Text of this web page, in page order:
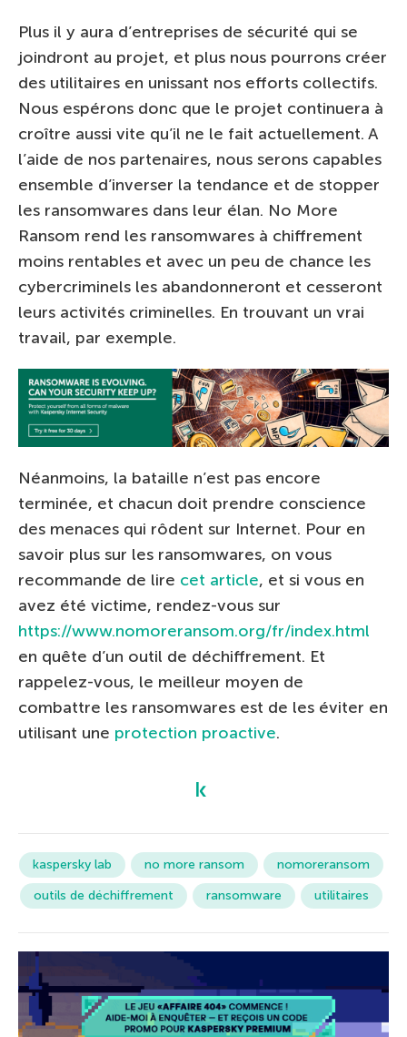
Plus il y aura d’entreprises de sécurité qui se
joindront au projet, et plus nous pourrons créer
des utilitaires en unissant nos efforts collectifs.
Nous espérons donc que le projet continuera à
croître aussi vite qu’il ne le fait actuellement. A
l’aide de nos partenaires, nous serons capables
ensemble d’inverser la tendance et de stopper
les ransomwares dans leur élan. No More
Ransom rend les ransomwares à chiffrement
moins rentables et avec un peu de chance les
cybercriminels les abandonneront et cesseront
leurs activités criminelles. En trouvant un vrai
travail, par exemple.
Néanmoins, la bataille n’est pas encore
terminée, et chacun doit prendre conscience
des menaces qui rôdent sur Internet. Pour en
savoir plus sur les ransomwares, on vous
recommande de lire cet article, et si vous en
avez été victime, rendez-vous sur
https://www.nomoreransom.org/fr/index.html
en quête d’un outil de déchiffrement. Et
rappelez-vous, le meilleur moyen de
combattre les ransomwares est de les éviter en
utilisant une protection proactive.
kaspersky lab no more ransom
nomoreransom
outils de déchiffrement
ransomware utilitaires